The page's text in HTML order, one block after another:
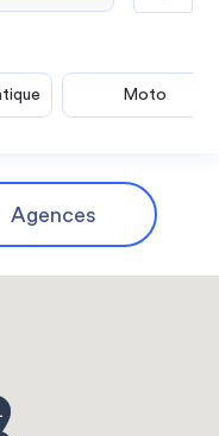
Moto
Agences